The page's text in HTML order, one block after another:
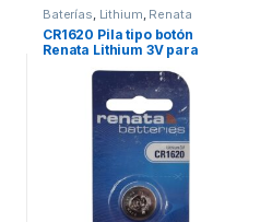
Baterías, Lithium, Renata
CR1620 Pila tipo botón
Renata Lithium 3V para
control remoto de auto y
video juegos